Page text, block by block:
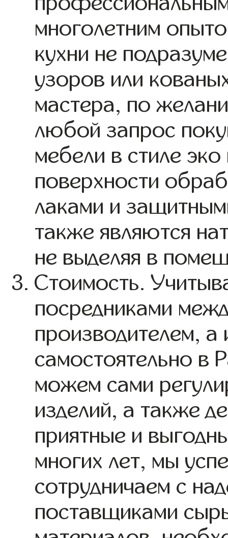
многолетним
кухни не
узоров или
мастера, по
любой запрос
мебели в стиле
поверхности
лаками и
также являются
не выделяя в
Стоимость.
посредниками
производителем, а
самостоятельно в
можем сами
изделий, а также
приятные и
многих лет, мы
сотрудничаем с
поставщиками